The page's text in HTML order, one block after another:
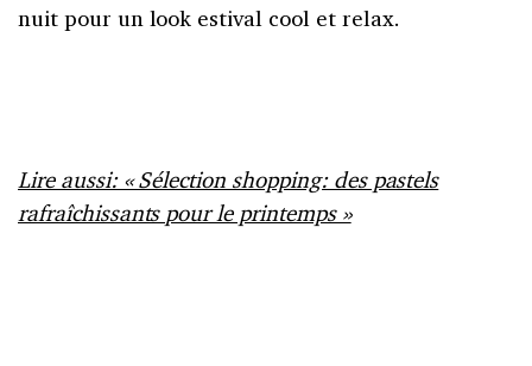
nuit pour un look estival cool et relax.
Lire aussi: « Sélection shopping: des pastels
rafraîchissants pour le printemps »